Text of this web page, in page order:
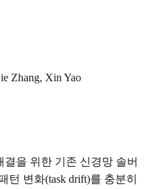
Zhang, Xin Yao
을 위한 기존 신경망 솔버
턴 변화(task drift)를 충분히